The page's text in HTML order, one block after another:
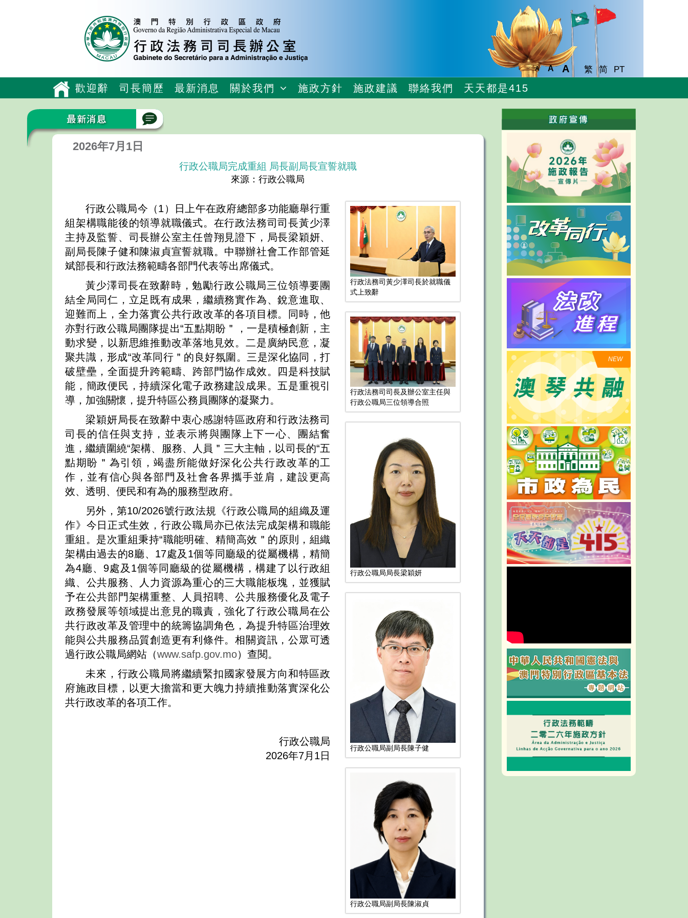
A A A 繁 简 PT
歡迎辭 司長簡歷 最新消息 關於我們 施政方針 施政建議 聯絡我們 天天都是415
2026年7月1日
行政公職局完成重組 局長副局長宣誓就職
來源：行政公職局
行政公職局今（1）日上午在政府總部多功能廳舉行重
組架構職能後的領導就職儀式。在行政法務司司長黃少澤
主持及監誓、司長辦公室主任曾翔見證下，局長梁穎妍、
副局長陳子健和陳淑貞宣誓就職。中聯辦社會工作部管延
斌部長和行政法務範疇各部門代表等出席儀式。
黃少澤司長在致辭時，勉勵行政公職局三位領導要團
結全局同仁，立足既有成果，繼續務實作為、銳意進取、
迎難而上，全力落實公共行政改革的各項目標。同時，他
亦對行政公職局團隊提出“五點期盼＂，一是積極創新，主
動求變，以新思維推動改革落地見效。二是廣納民意，凝
聚共識，形成“改革同行＂的良好氛圍。三是深化協同，打
破壁壘，全面提升跨範疇、跨部門協作成效。四是科技賦
能，簡政便民，持續深化電子政務建設成果。五是重視引
導，加強關懷，提升特區公務員團隊的凝聚力。
梁穎妍局長在致辭中衷心感謝特區政府和行政法務司
司長的信任與支持，並表示將與團隊上下一心、團結奮
進，繼續圍繞“架構、服務、人員＂三大主軸，以司長的“五
點期盼＂為引領，竭盡所能做好深化公共行政改革的工
作，並有信心與各部門及社會各界攜手並肩，建設更高
效、透明、便民和有為的服務型政府。
另外，第10/2026號行政法規《行政公職局的組織及運
作》今日正式生效，行政公職局亦已依法完成架構和職能
重組。是次重組秉持“職能明確、精簡高效＂的原則，組織
架構由過去的8廳、17處及1個等同廳級的從屬機構，精簡
為4廳、9處及1個等同廳級的從屬機構，構建了以行政組
織、公共服務、人力資源為重心的三大職能板塊，並獲賦
予在公共部門架構重整、人員招聘、公共服務優化及電子
政務發展等領域提出意見的職責，強化了行政公職局在公
共行政改革及管理中的統籌協調角色，為提升特區治理效
能與公共服務品質創造更有利條件。相關資訊，公眾可透
過行政公職局網站（www.safp.gov.mo）查閱。
未來，行政公職局將繼續緊扣國家發展方向和特區政
府施政目標，以更大擔當和更大魄力持續推動落實深化公
共行政改革的各項工作。
行政公職局
2026年7月1日
行政法務司黃少澤司長於就職儀
式上致辭
行政法務司司長及辦公室主任與
行政公職局三位領導合照
行政公職局局長梁穎妍
行政公職局副局長陳子健
行政公職局副局長陳淑貞